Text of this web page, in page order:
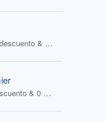
2 Cupones descuento & 1 Oferta
1 Cupón descuento & 0 Ofertas